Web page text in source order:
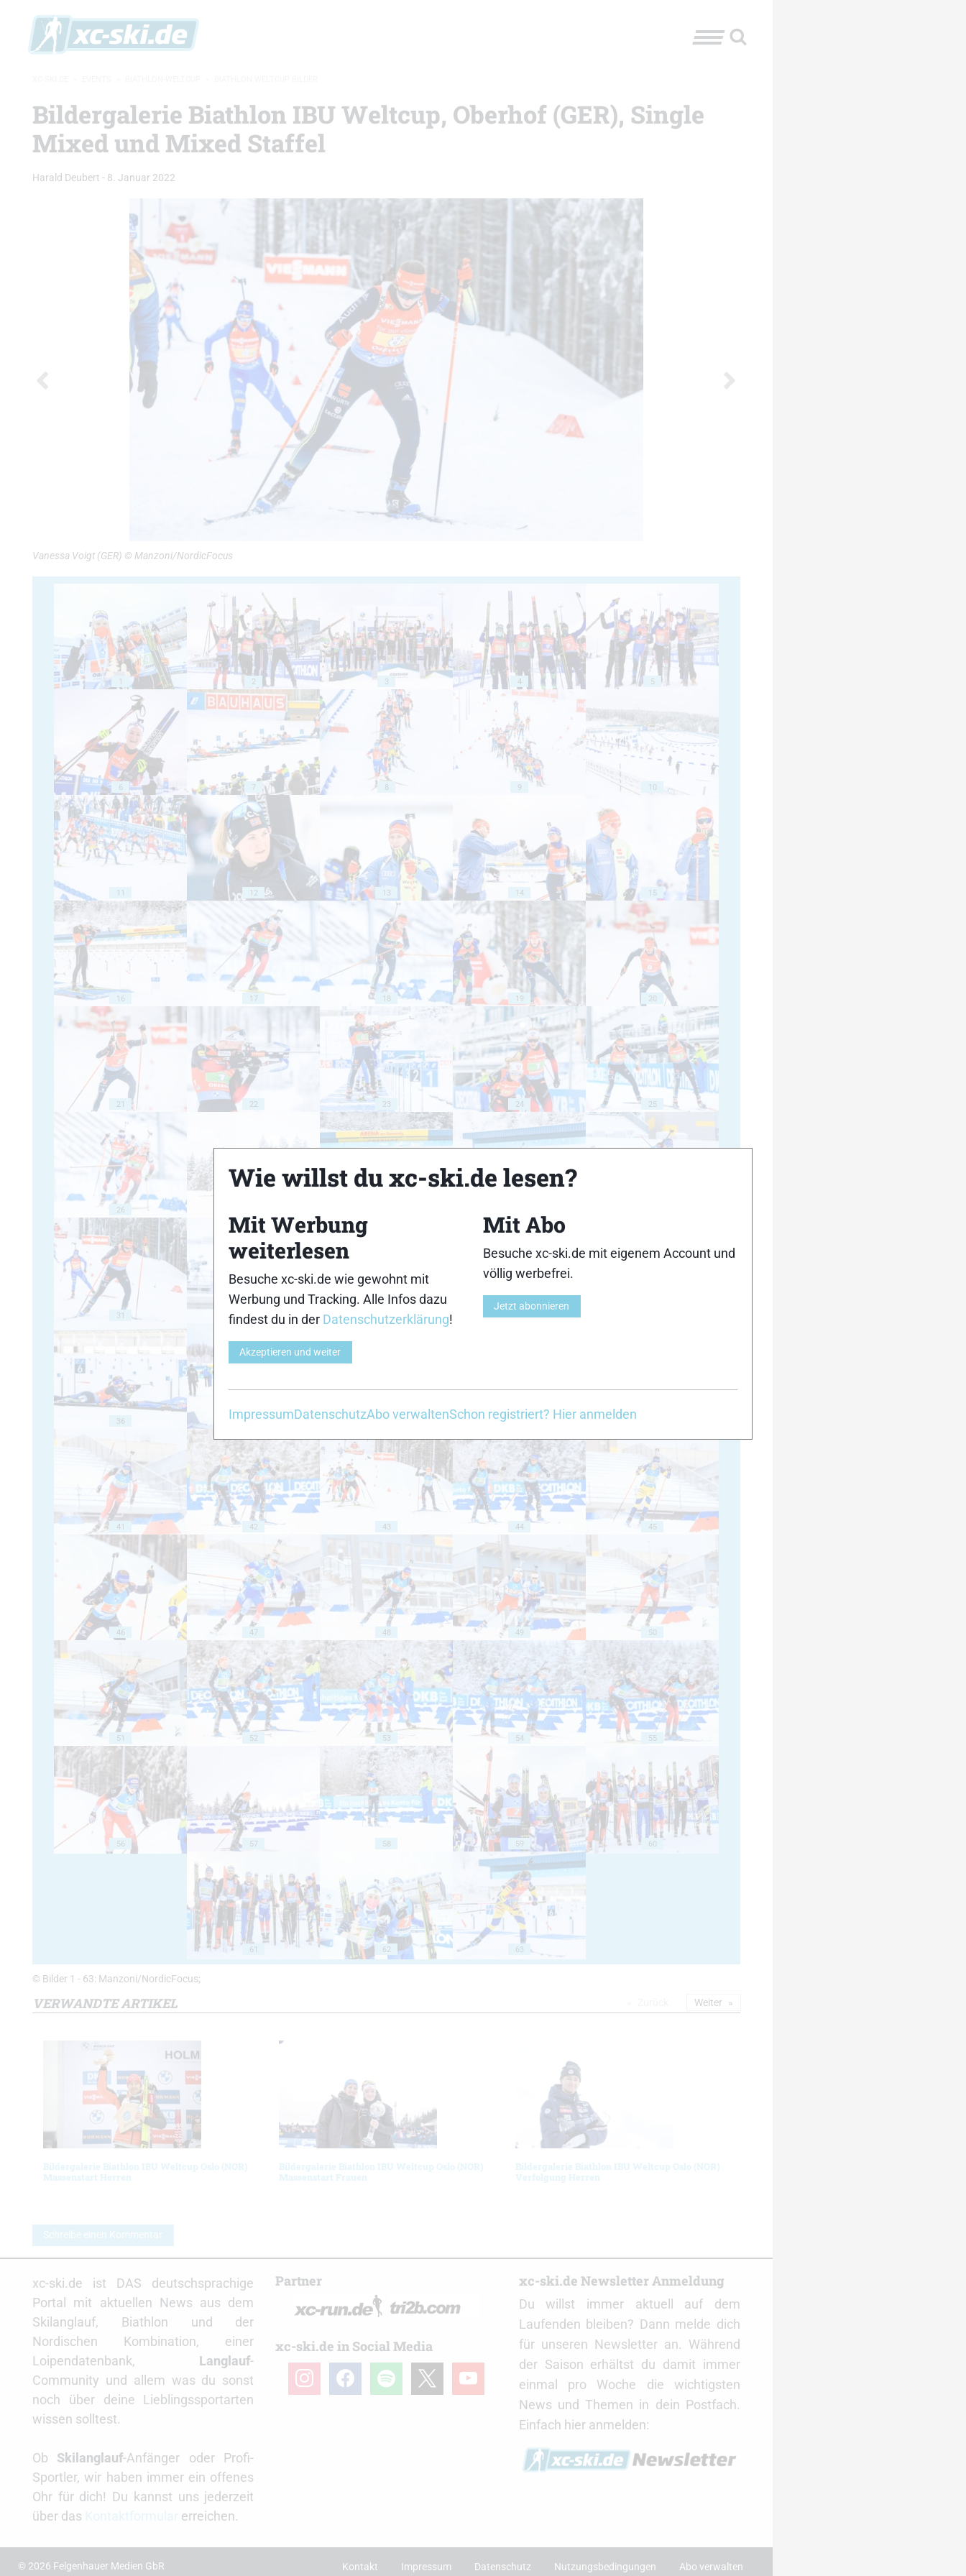
Bildergalerie Biathlon IBU Weltcup, Oberhof (GER), Single
Mixed und Mixed Staffel
Harald Deubert - 8. Januar 2022
Vanessa Voigt (GER) © Manzoni/NordicFocus
1 2 3 4 5
6 7 8 9 10
11 12 13 14 15
16 17 18 19 20
21 22 23 24 25
26
31 32 33 34
36 37 38 39
41 42 43 44 45
46 47 48 49 50
51 52 53 54 55
56 57 58 59 60
61 62 63
© Bilder 1 - 63: Manzoni/NordicFocus;
VERWANDTE ARTIKEL
Bildergalerie Biathlon IBU Weltcup Oslo (NOR)
Massenstart Herren
Bildergalerie Biathlon IBU Weltcup Oslo (NOR)
Massenstart Frauen
Bildergalerie Biathlon IBU Weltcup Oslo (NOR)
Verfolgung Herren
Weiter
Schreibe einen Kommentar
xc-ski.de ist DAS deutschsprachige
Portal mit aktuellen News aus dem
Skilanglauf, Biathlon und der
Nordischen Kombination, einer
Loipendatenbank, Langlauf-
Community und allem was du sonst
noch über deine Lieblingssportarten
wissen solltest.
Ob Skilanglauf-Anfänger oder Profi-
Sportler, wir haben immer ein offenes
Ohr für dich! Du kannst uns jederzeit
über das
erreichen.
Partner
xc-ski.de in Social Media
instagramfacebookspotify youtube
xc-ski.de Newsletter Anmeldung
Du willst immer aktuell auf dem
Laufenden bleiben? Dann melde dich
für unseren Newsletter an. Während
der Saison erhältst du damit immer
einmal pro Woche die wichtigsten
News und Themen in dein Postfach.
Einfach hier anmelden:
© 2026 Felgenhauer Medien GbR Kontakt Impressum Datenschutz Nutzungsbedingungen Abo verwalten
Wie willst du xc-ski.de lesen?
Mit Werbung
weiterlesen
Besuche xc-ski.de wie gewohnt mit
Werbung und Tracking. Alle Infos dazu
findest du in der Datenschutzerklärung!
Akzeptieren und weiter
Mit Abo
Besuche xc-ski.de mit eigenem Account und
völlig werbefrei.
Jetzt abonnieren
ImpressumDatenschutzAbo verwaltenSchon registriert? Hier anmelden